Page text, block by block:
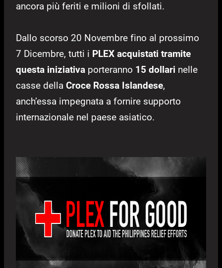
ancora più feriti e milioni di sfollati.
Dallo scorso 20 Novembre fino al prossimo
7 Dicembre, tutti i PLEX acquistati tramite
questa iniziativa porteranno 15 dollari nelle
casse della Croce Rossa Islandese,
anch’essa impegnata a fornire supporto
internazionale nel paese asiatico.